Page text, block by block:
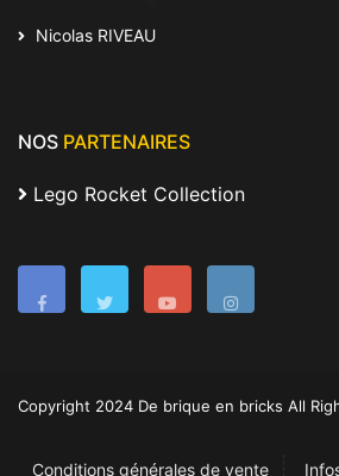
Nicolas RIVEAU
NOS PARTENAIRES
Lego Rocket Collection
Copyright 2024 De brique en bricks All
Conditions générales de vente